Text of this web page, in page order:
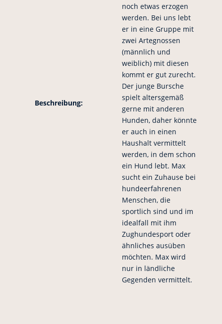
Beschreibung:
noch etwas erzogen
werden. Bei uns lebt
er in eine Gruppe mit
zwei Artegnossen
(männlich und
weiblich) mit diesen
kommt er gut zurecht.
Der junge Bursche
spielt altersgemäß
gerne mit anderen
Hunden, daher könnte
er auch in einen
Haushalt vermittelt
werden, in dem schon
ein Hund lebt. Max
sucht ein Zuhause bei
hundeerfahrenen
Menschen, die
sportlich sind und im
idealfall mit ihm
Zughundesport oder
ähnliches ausüben
möchten. Max wird
nur in ländliche
Gegenden vermittelt.